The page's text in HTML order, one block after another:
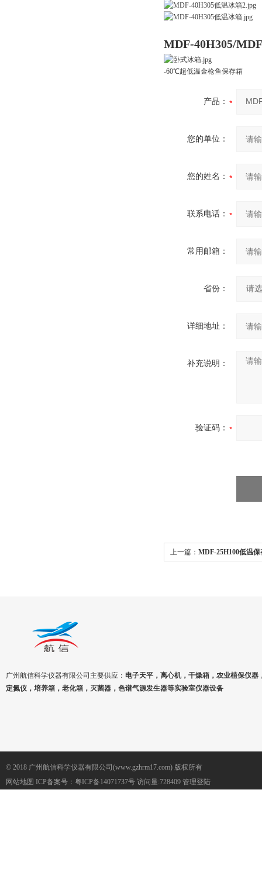
MDF-40H305/
-60℃超低温金枪鱼保存箱
产品：
您的单位：
您的姓名：
联系电话：
常用邮箱：
省份：
详细地址：
补充说明：
验证码：
上一篇： MDF-25H100低温
广州航信科学仪器有限公司主要供应： 电子天平，离心机，干燥箱，农业植保仪器
定氮仪，培养箱，老化箱，灭菌器，色谱气源发生器等实验室仪器设备
© 2018 广州航信科学仪器有限公司(www.gzhrm17.com) 版权所有
网站地图 ICP备案号： 粤ICP备14071737号 访问量:728409 管理登陆